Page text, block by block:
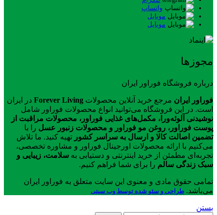
واتساپ
موبایل
موبایل
مجوزها
درباره فروشگاه فوراور ایران
فوراور ایران مرجع خرید آنلاین محصولات Forever Living در ایران
است. در این فروشگاه می‌توانید انواع محصولات فوراور شامل
نوشیدنی آلوئه‌ورا، مکمل‌های غذایی فوراور، محصولات مراقبت از
پوست فوراور، روغن مو فوراور و محصولات زنبور عسل را با
تضمین اصالت کالا و ارسال به سراسر کشور تهیه کنید. ما تلاش
می‌کنیم با ارائه محصولات اورجینال فوراور و مشاوره تخصصی،
تجربه‌ای مطمئن از خرید اینترنتی و دستیابی به سلامت، زیبایی و
سبک زندگی سالم را برای شما فراهم کنیم.
تمامی حقوق مادی و معنوی این سایت متعلق به فوراور ایران
می‌باشد. طراحی و سئو شده توسط وب سیتی
بستن